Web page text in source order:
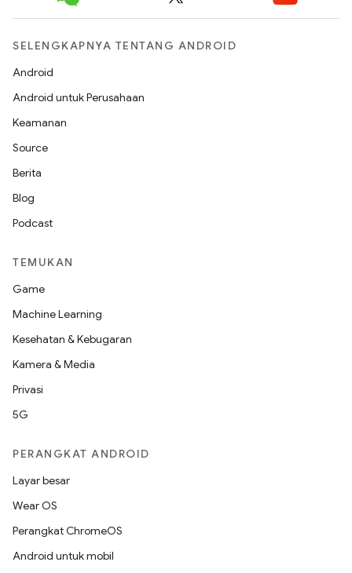
SELENGKAPNYA TENTANG ANDROID
Android
Android untuk Perusahaan
Keamanan
Source
Berita
Blog
Podcast
TEMUKAN
Game
Machine Learning
Kesehatan & Kebugaran
Kamera & Media
Privasi
5G
PERANGKAT ANDROID
Layar besar
Wear OS
Perangkat ChromeOS
Android untuk mobil